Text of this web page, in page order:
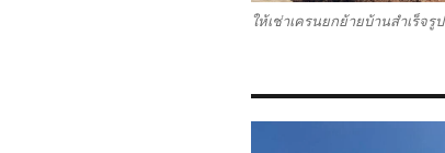
ให้เช่าเครนยกย้ายบ้านสำเร็จรูป